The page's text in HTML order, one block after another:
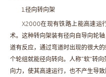
1.径向转向架
X2000在现有铁路上能高速运
术。这种转向架装有径向自导向轮
道有反应，通过弯道时出现的很大
个轮组就能径向转向。人称“软”转
向力，使其高速运行，也不产生导